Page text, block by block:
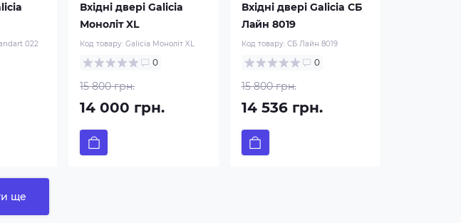
022
Вхідні двері Galicia
Моноліт XL
Код товару:Galicia Моноліт XL
0
15 800 грн.
14 000 грн.
Вхідні двері Galicia СБ
Лайн 8019
Код товару: СБ Лайн 8019
0
15 800 грн.
14 536 грн.
ще